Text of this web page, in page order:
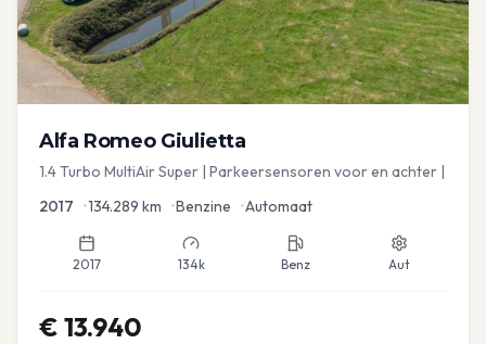
Alfa Romeo Giulietta
1.4 Turbo MultiAir Super | Parkeersensoren voor en achter |
2017 •134.289 km •Benzine •Automaat
2017 134k Benz Aut
€ 13.940